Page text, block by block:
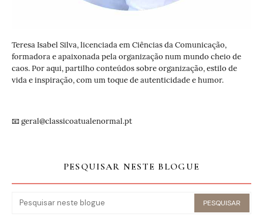
Teresa Isabel Silva, licenciada em Ciências da Comunicação,
formadora e apaixonada pela organização num mundo cheio de
caos. Por aqui, partilho conteúdos sobre organização, estilo de
vida e inspiração, com um toque de autenticidade e humor.
📧 geral@classicoatualenormal.pt
PESQUISAR NESTE BLOGUE